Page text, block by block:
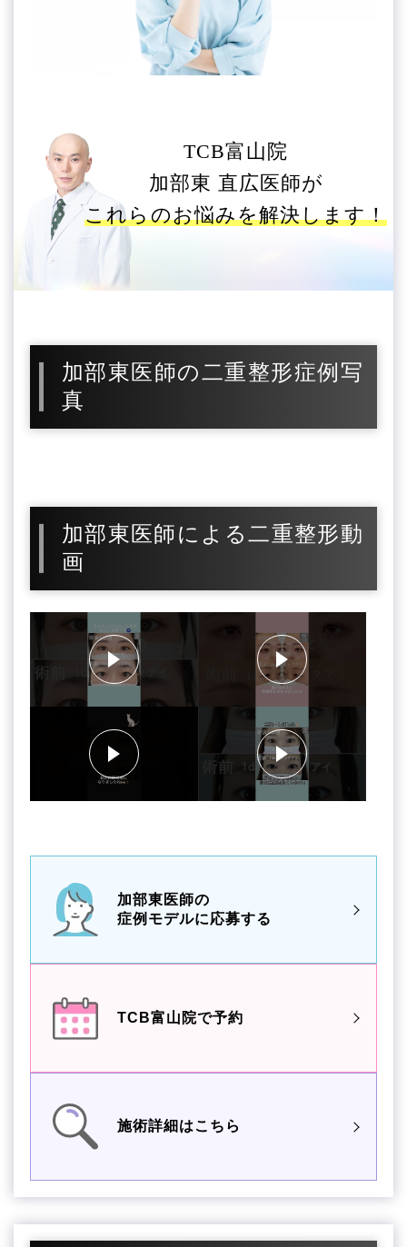
TCB富山院
加部東 直広医師が
これらのお悩みを解決します！
加部東医師の二重整形症例写
真
加部東医師による二重整形動
画
加部東医師の
症例モデルに応募する
TCB富山院で予約
施術詳細はこちら